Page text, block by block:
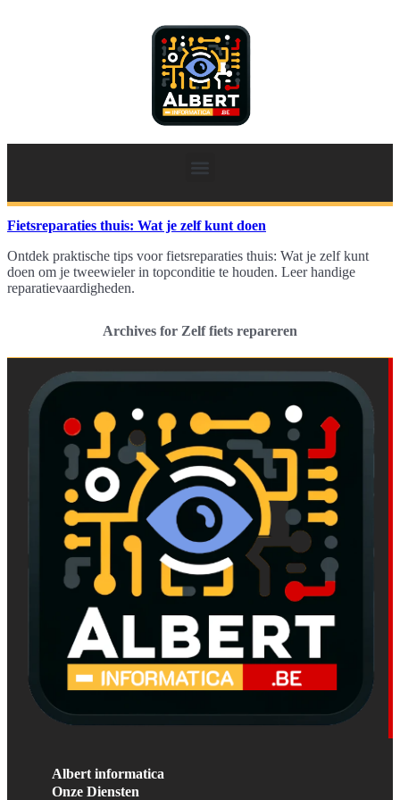
Fietsreparaties thuis: Wat je zelf kunt doen
Ontdek praktische tips voor fietsreparaties thuis: Wat je zelf kunt
doen om je tweewieler in topconditie te houden. Leer handige
reparatievaardigheden.
Archives for Zelf fiets repareren
Albert informatica
Onze Diensten